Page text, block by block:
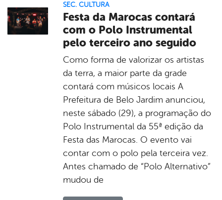
SEC. CULTURA
Festa da Marocas contará
com o Polo Instrumental
pelo terceiro ano seguido
Como forma de valorizar os artistas
da terra, a maior parte da grade
contará com músicos locais A
Prefeitura de Belo Jardim anunciou,
neste sábado (29), a programação do
Polo Instrumental da 55ª edição da
Festa das Marocas. O evento vai
contar com o polo pela terceira vez.
Antes chamado de “Polo Alternativo”
mudou de